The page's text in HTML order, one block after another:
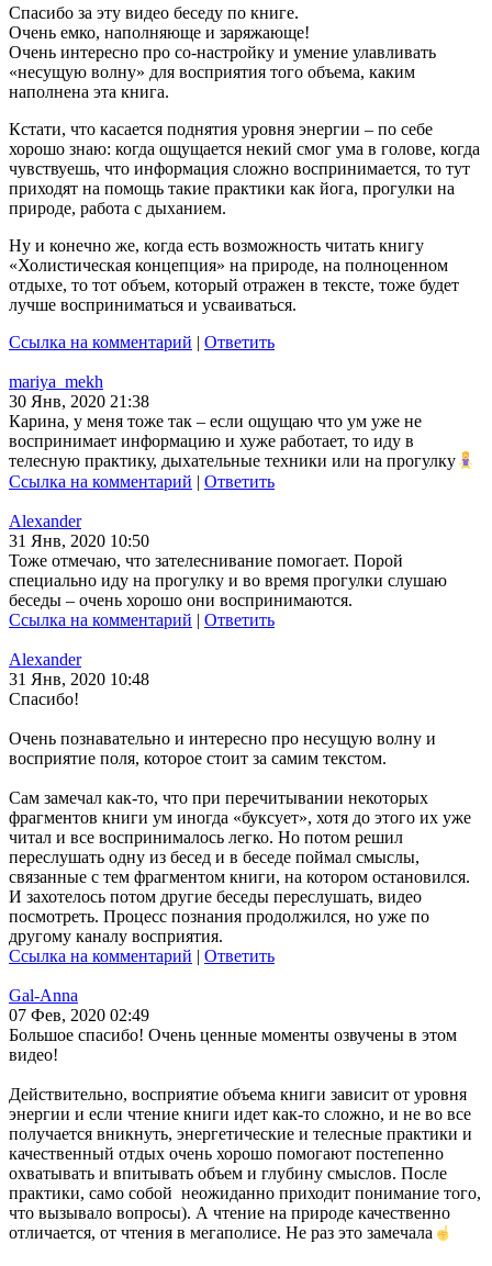
Спасибо за эту видео беседу по книге.
Очень емко, наполняюще и заряжающе!
Очень интересно про со-настройку и умение улавливать
«несущую волну» для восприятия того объема, каким
наполнена эта книга.
Кстати, что касается поднятия уровня энергии – по себе
хорошо знаю: когда ощущается некий смог ума в голове, когда
чувствуешь, что информация сложно воспринимается, то тут
приходят на помощь такие практики как йога, прогулки на
природе, работа с дыханием.
Ну и конечно же, когда есть возможность читать книгу
«Холистическая концепция» на природе, на полноценном
отдыхе, то тот объем, который отражен в тексте, тоже будет
лучше восприниматься и усваиваться.
Ссылка на комментарий
Ответить
mariya_mekh
30 Янв, 2020 21:38
Карина, у меня тоже так – если ощущаю что ум уже не
воспринимает информацию и хуже работает, то иду в
телесную практику, дыхательные техники или на прогулку
Ссылка на комментарий | Ответить
Alexander
31 Янв, 2020 10:50
Тоже отмечаю, что зателеснивание помогает. Порой
специально иду на прогулку и во время прогулки слушаю
беседы – очень хорошо они воспринимаются.
Ссылка на комментарий | Ответить
Alexander
31 Янв, 2020 10:48
Спасибо!
Очень познавательно и интересно про несущую волну и
восприятие поля, которое стоит за самим текстом.
Сам замечал как-то, что при перечитывании некоторых
фрагментов книги ум иногда «буксует», хотя до этого их уже
читал и все воспринималось легко. Но потом решил
переслушать одну из бесед и в беседе поймал смыслы,
связанные с тем фрагментом книги, на котором остановился.
И захотелось потом другие беседы переслушать, видео
посмотреть. Процесс познания продолжился, но уже по
другому каналу восприятия.
Ссылка на комментарий | Ответить
Gal-Anna
07 Фев, 2020 02:49
Большое спасибо! Очень ценные моменты озвучены в этом
видео!
Действительно, восприятие объема книги зависит от уровня
энергии и если чтение книги идет как-то сложно, и не во все
получается вникнуть, энергетические и телесные практики и
качественный отдых очень хорошо помогают постепенно
охватывать и впитывать объем и глубину смыслов. После
практики, само собой неожиданно приходит понимание того,
что вызывало вопросы). А чтение на природе качественно
отличается, от чтения в мегаполисе. Не раз это замечала